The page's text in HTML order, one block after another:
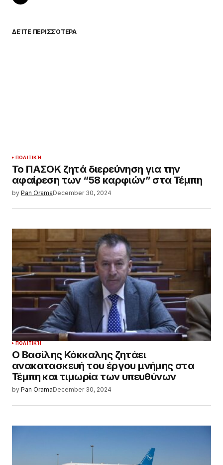
ΔΕΊΤΕ ΠΕΡΙΣΣΌΤΕΡΑ
ΠΟΛΙΤΙΚΉ
Το ΠΑΣΟΚ ζητά διερεύνηση για την
αφαίρεση των “58 καρφιών” στα Τέμπη
by Pan OramaDecember 30, 2024
ΠΟΛΙΤΙΚΉ
Ο Βασίλης Κόκκαλης ζητάει
ανακατασκευή του έργου μνήμης στα
Τέμπη και τιμωρία των υπευθύνων
by Pan OramaDecember 30, 2024